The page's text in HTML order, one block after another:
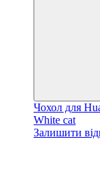
Чохол для
White cat
Залишити